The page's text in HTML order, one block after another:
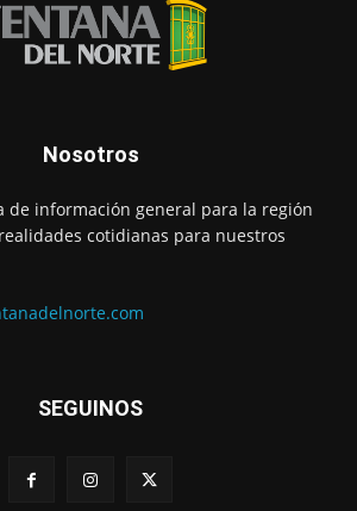
Nosotros
de información general para la región
cotidianas para nuestros
SEGUINOS